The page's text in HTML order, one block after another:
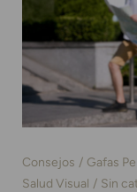
Consejos Gafas
Salud Visual
Sin